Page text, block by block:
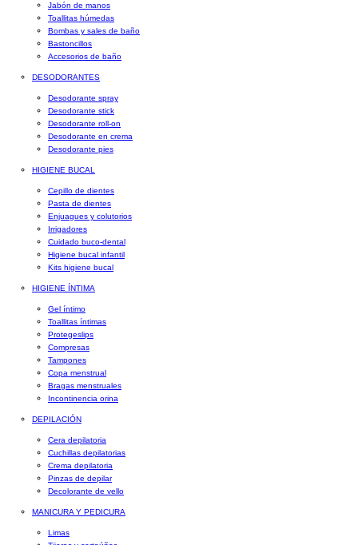
Jabón de manos
Toallitas húmedas
Bombas y sales de baño
Bastoncillos
Accesorios de baño
DESODORANTES
Desodorante spray
Desodorante stick
Desodorante roll-on
Desodorante en crema
Desodorante pies
HIGIENE BUCAL
Cepillo de dientes
Pasta de dientes
Enjuagues y colutorios
Irrigadores
Cuidado buco-dental
Higiene bucal infantil
Kits higiene bucal
HIGIENE ÍNTIMA
Gel íntimo
Toallitas íntimas
Protegeslips
Compresas
Tampones
Copa menstrual
Bragas menstruales
Incontinencia orina
DEPILACIÓN
Cera depilatoria
Cuchillas depilatorias
Crema depilatoria
Pinzas de depilar
Decolorante de vello
MANICURA Y PEDICURA
Limas